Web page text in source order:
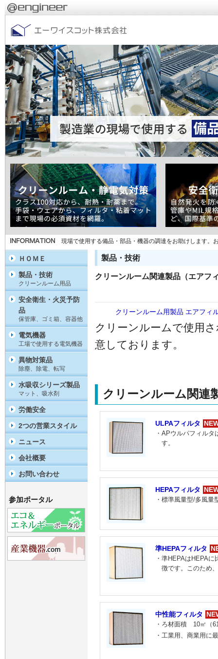
現場で使用する備品・部品・機器の調達をお助けします。
製品・技術
クリーンルーム関連製品（エアフ
クリーンルーム用製品 エアフィ
クリーンルームで使用
意しております。
クリーンルーム関連
ULPAフィルタ
・APウルパフィル
す。
HEPAフィルタ
・標準風量型/多風
準HEPAフィルタ
・準HEPAはHEPA
徴です。このため
中性能フィルタ
・ろ材面積 10㎡（
・工業用、商業用に
ＨＯＭＥ
製品・技術
クリーンルーム用品
安全衛生・火災予防
品
保管庫、ゴミ箱、容器他
電気機器
工場で使用する電気機器
異物対策品
除塵、除電、転写
水吸収シリーズ製品
マット、吸水剤
労働安全
2つの営業スタイル
ニュース
会社概要
お問い合わせ
参加ポータル